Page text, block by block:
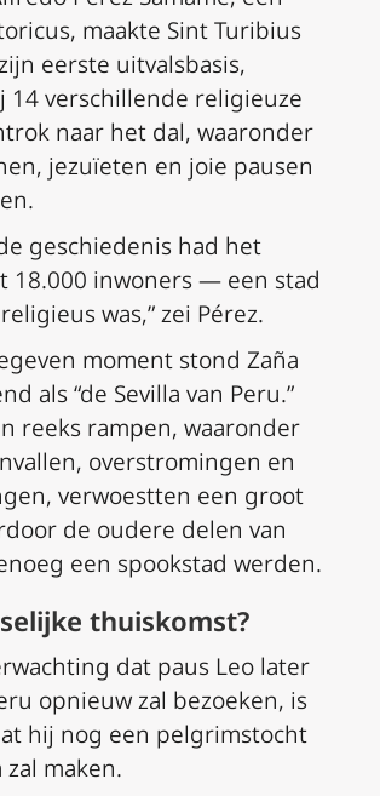
maakte Sint Turibius
eerste uitvalsbasis,
14 verschillende religieuze
naar het dal, waaronder
jezuïeten en joie pausen
geschiedenis had het
18.000 inwoners — een stad
was,” zei Pérez.
moment stond Zaña
als “de Sevilla van Peru.”
reeks rampen, waaronder
overstromingen en
verwoestten een groot
de oudere delen van
een spookstad werden.
thuiskomst?
dat paus Leo later
opnieuw zal bezoeken, is
hij nog een pelgrimstocht
zal maken.